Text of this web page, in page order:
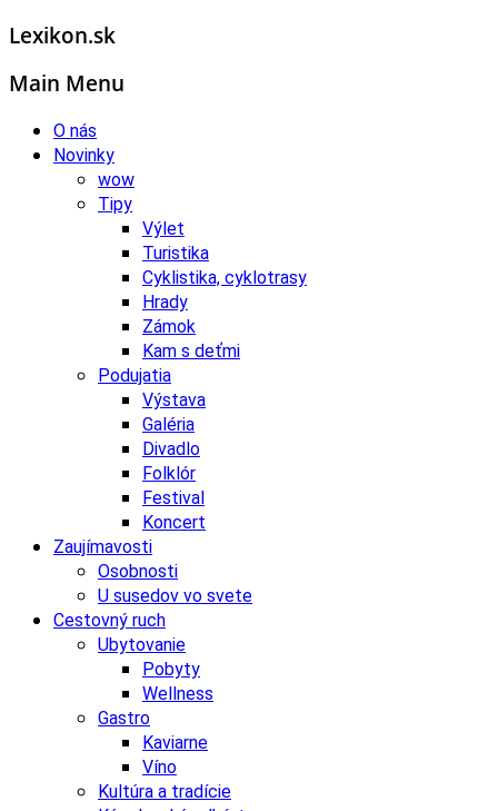
Lexikon.sk
Main Menu
O nás
Novinky
wow
Tipy
Výlet
Turistika
Cyklistika, cyklotrasy
Hrady
Zámok
Kam s deťmi
Podujatia
Výstava
Galéria
Divadlo
Folklór
Festival
Koncert
Zaujímavosti
Osobnosti
U susedov vo svete
Cestovný ruch
Ubytovanie
Pobyty
Wellness
Gastro
Kaviarne
Víno
Kultúra a tradície